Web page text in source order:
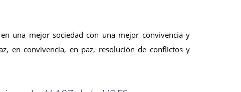
una mejor sociedad con una mejor convivencia y
en convivencia, en paz, resolución de conflictos y